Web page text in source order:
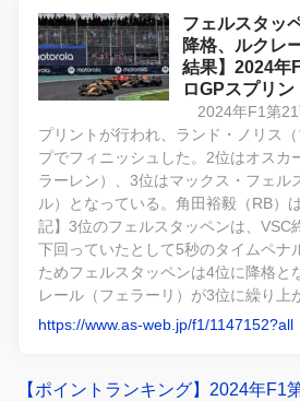
フェルスタッ
降格、ルクレ
結果】2024年
ロGPスプリ
2024年F1第21
プリントが行われ、ランド・ノリス
プでフィニッシュした。2位はオスカ
ラーレン）、3位はマックス・フェル
ル）となっている。角田裕毅（RB）
記】3位のフェルスタッペンは、VSC
下回っていたとして5秒のタイムペナ
ためフェルスタッペンは4位に降格と
レール（フェラーリ）が3位に繰り上
https://www.as-web.jp/f1/1147152?all
【ポイントランキング】2024年F1